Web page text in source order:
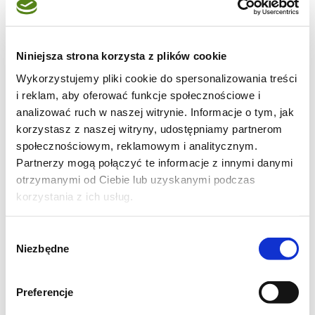
Niniejsza strona korzysta z plików cookie
Wykorzystujemy pliki cookie do spersonalizowania treści
i reklam, aby oferować funkcje społecznościowe i
analizować ruch w naszej witrynie. Informacje o tym, jak
korzystasz z naszej witryny, udostępniamy partnerom
społecznościowym, reklamowym i analitycznym.
Partnerzy mogą połączyć te informacje z innymi danymi
otrzymanymi od Ciebie lub uzyskanymi podczas
korzystania z ich usług.
zgody
Niezbędne
Preferencje
Czekoladowy sernik jaglany na zimno z
daktylowym karmelem
100g biszkoptów